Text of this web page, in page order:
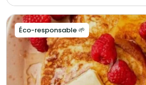
une logistique sans faille et ce petit "plus" qui
inoubliable.
Éco-responsable 🌱